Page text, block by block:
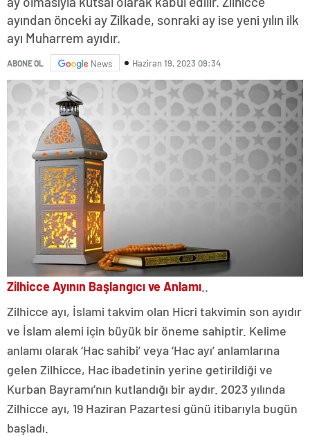
ayından önceki ay Zilkade, sonraki ay ise yeni yılın ilk
ayı Muharrem ayıdır.
ABONE OL News Haziran 19, 2023 09:34
Zilhicce Ayının Başlangıcı ve Anlamı
Zilhicce ayı, İslami takvim olan Hicri takvimin son ayıdır
ve İslam alemi için büyük bir öneme sahiptir. Kelime
anlamı olarak ‘Hac sahibi’ veya ‘Hac ayı’ anlamlarına
gelen Zilhicce, Hac ibadetinin yerine getirildiği ve
Kurban Bayramı’nın kutlandığı bir aydır. 2023 yılında
Zilhicce ayı, 19 Haziran Pazartesi günü itibarıyla bugün
başladı.